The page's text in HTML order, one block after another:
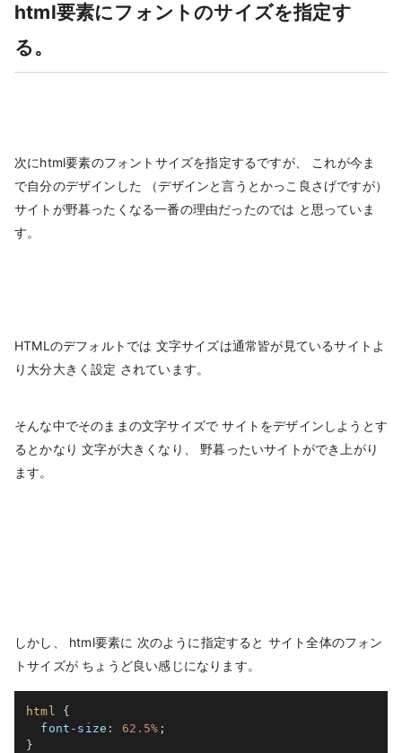
html要素にフォントのサイズを指定す
る。
次にhtml要素のフォントサイズを指定するですが、 これが今ま
で自分のデザインした （デザインと言うとかっこ良さげですが）
サイトが野暮ったくなる一番の理由だったのでは と思っていま
す。
HTMLのデフォルトでは 文字サイズは通常皆が見ているサイトよ
り大分大きく設定 されています。
そんな中でそのままの文字サイズで サイトをデザインしようとす
るとかなり 文字が大きくなり、 野暮ったいサイトができ上がり
ます。
しかし、 html要素に 次のように指定すると サイト全体のフォン
トサイズが ちょうど良い感じになります。
html
{
font-size : 62.5% ;
}